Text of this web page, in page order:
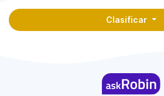
Clasificar